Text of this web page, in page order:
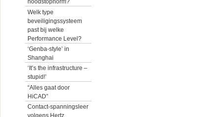
noodstopnorm?
Welk type
beveiligingssysteem
past bij welke
Performance Level?
‘Genba-style’ in
Shanghai
‘It’s the infrastructure –
stupid!’
“Alles gaat door
HiCAD”
Contact-spanningsleer
volgens Hertz